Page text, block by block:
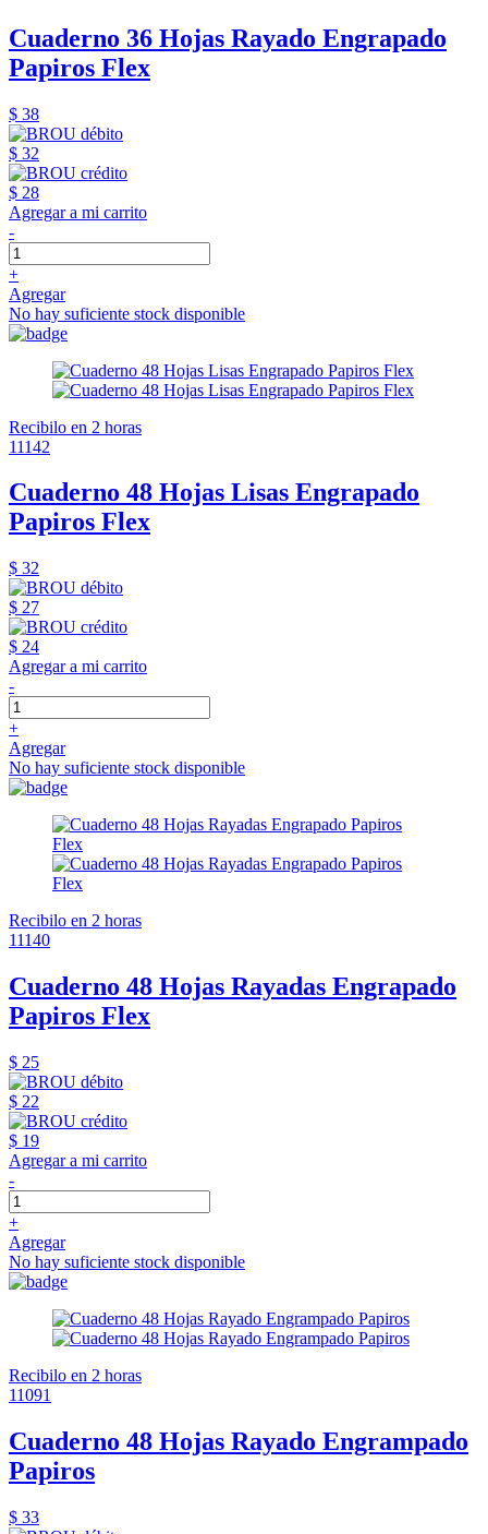
Cuaderno 36 Hojas Rayado Engrapado
Papiros Flex
$ 38
$ 32
$ 28
Agregar a mi carrito
-
+
Agregar
No hay suficiente stock disponible
Recibilo en 2 horas
11142
Cuaderno 48 Hojas Lisas Engrapado
Papiros Flex
$ 32
$ 27
$ 24
Agregar a mi carrito
-
+
Agregar
No hay suficiente stock disponible
Recibilo en 2 horas
11140
Cuaderno 48 Hojas Rayadas Engrapado
Papiros Flex
$ 25
$ 22
$ 19
Agregar a mi carrito
-
+
Agregar
No hay suficiente stock disponible
Recibilo en 2 horas
11091
Cuaderno 48 Hojas Rayado Engrampado
Papiros
$ 33